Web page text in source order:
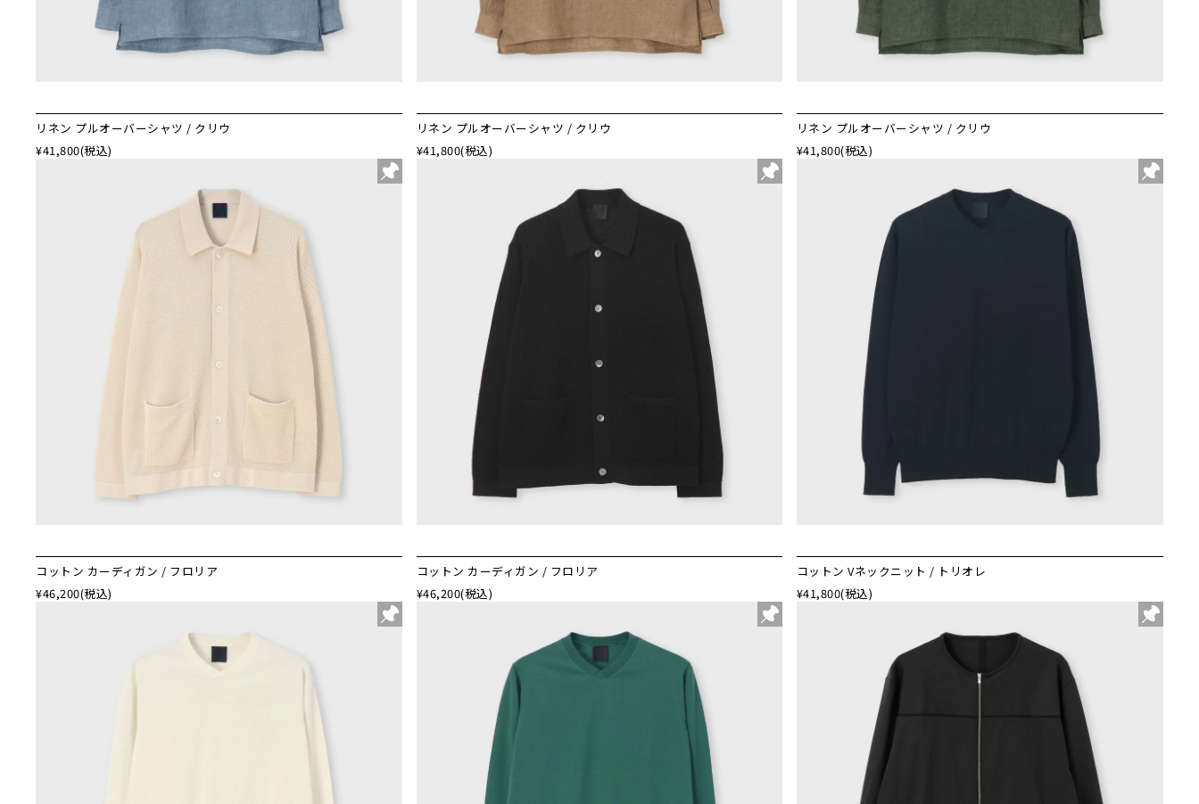
リネン プルオーバーシャツ / クリウ
¥41,800(税込)
リネン プルオーバーシャツ / クリウ
¥41,800(税込)
リネン プルオーバーシャツ / クリウ
¥41,800(税込)
コットン カーディガン / フロリア
¥46,200(税込)
コットン カーディガン / フロリア
¥46,200(税込)
コットン Vネックニット / トリオレ
¥41,800(税込)